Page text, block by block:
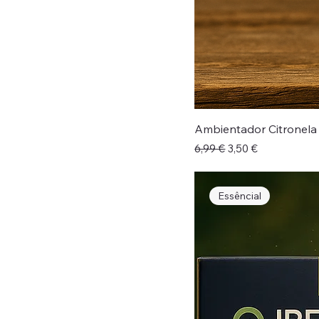
Ambientador
Preço normal
6,99 €Preço promocional
3,50 €
Essêncial